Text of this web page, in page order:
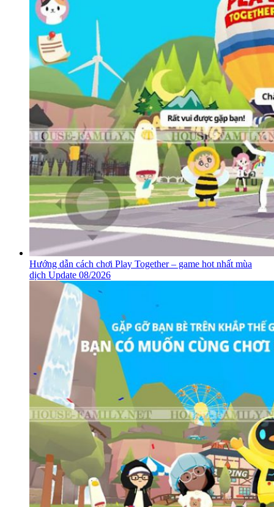
Hướng dẫn cách chơi Play Together – game hot nhất mùa
dịch Update 08/2026